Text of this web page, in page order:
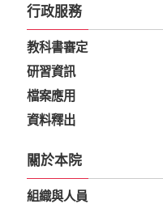
行政服務
教科書審定
研習資訊
檔案應用
資料釋出
關於本院
組織與人員